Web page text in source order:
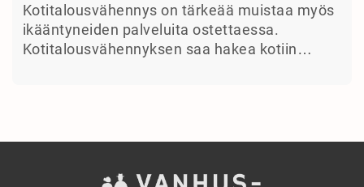
Kotitalousvähennys on tärkeää muistaa myös
ikääntyneiden palveluita ostettaessa.
Kotitalousvähennyksen saa hakea kotiin…